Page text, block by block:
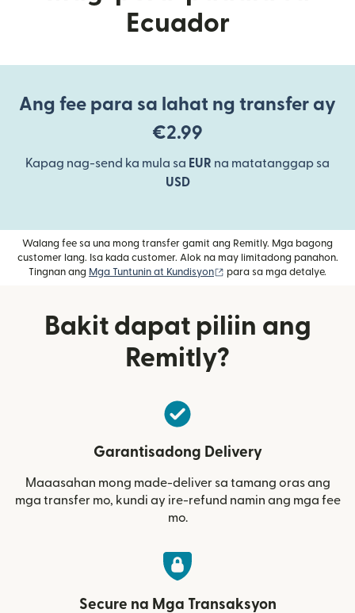
Ecuador
Ang fee para sa lahat ng transfer ay
€2.99
Kapag nag-send ka mula sa EUR na matatanggap sa
USD
Walang fee sa una mong transfer gamit ang Remitly. Mga bagong
customer lang. Isa kada customer. Alok na may limitadong panahon.
Tingnan ang Mga Tuntunin at Kundisyon (bubukas sa bagong
para sa mga detalye.
Bakit dapat piliin ang
Remitly?
Garantisadong Delivery
Maaasahan mong made-deliver sa tamang oras ang
mga transfer mo, kundi ay ire-refund namin ang mga fee
mo.
Secure na Mga Transaksyon